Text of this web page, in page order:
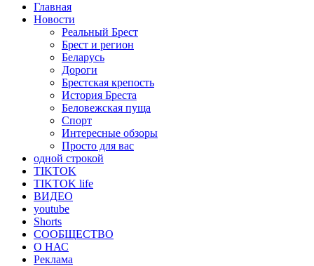
Главная
Новости
Реальный Брест
Брест и регион
Беларусь
Дороги
Брестская крепость
История Бреста
Беловежская пуща
Спорт
Интересные обзоры
Просто для вас
одной строкой
TIKTOK
TIKTOK life
ВИДЕО
youtube
Shorts
СООБЩЕСТВО
О НАС
Реклама